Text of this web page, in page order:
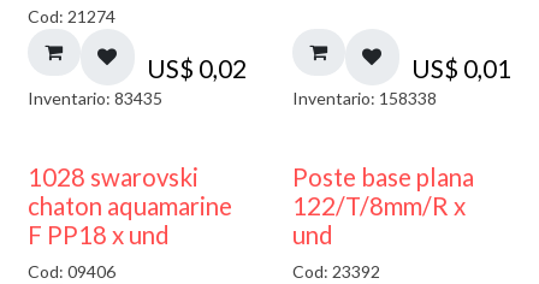
Cod: 21274
US$ 0,02
Inventario: 83435
US$ 0,01
Inventario: 158338
1028 swarovski
chaton aquamarine
F PP18 x und
Cod: 09406
Poste base plana
122/T/8mm/R x
und
Cod: 23392